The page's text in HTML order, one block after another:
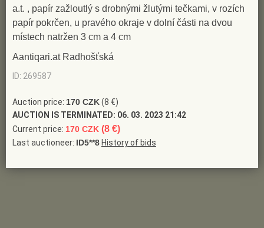
a.t. , papír zažloutlý s drobnými žlutými tečkami, v rozích
papír pokrčen, u pravého okraje v dolní části na dvou
místech natržen 3 cm a 4 cm
Aantiqari.at Radhošťská
ID: 269587
Auction price: 170 CZK(8 €)
AUCTION IS TERMINATED: 06. 03. 2023 21:42
Current price: 170 CZK (8 €)
Last auctioneer: ID5**8 History of bids